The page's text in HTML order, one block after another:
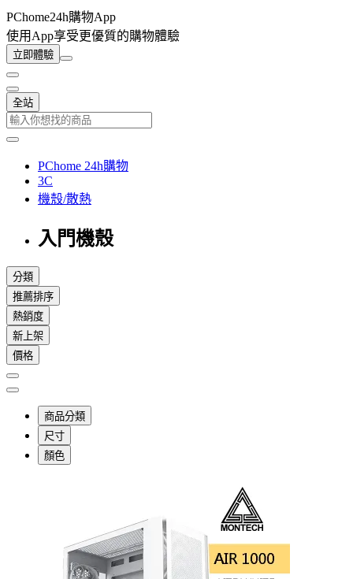
PChome24h購物App
使用App享受更優質的購物體驗
立即體驗
全站
PChome 24h購物
3C
機殼/散熱
入門機殼
分類
推薦排序
熱銷度
新上架
價格
商品分類
尺寸
顏色